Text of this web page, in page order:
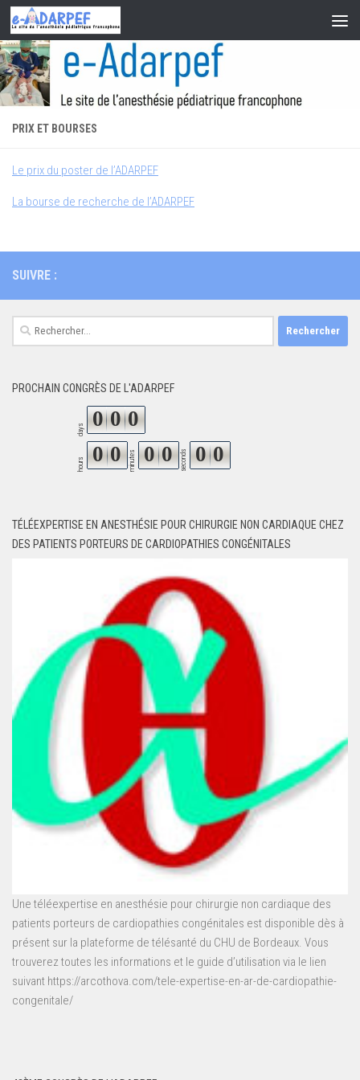
Skip to content
PRIX ET BOURSES
Le prix du poster de l’ADARPEF
La bourse de recherche de l’ADARPEF
SUIVRE :
Rechercher :
PROCHAIN CONGRÈS DE L'ADARPEF
days 0 0 0
hours 0 0 minutes 0 0 seconds 0 0
TÉLÉEXPERTISE EN ANESTHÉSIE POUR CHIRURGIE NON CARDIAQUE CHEZ
DES PATIENTS PORTEURS DE CARDIOPATHIES CONGÉNITALES
Une téléexpertise en anesthésie pour chirurgie non cardiaque des
patients porteurs de cardiopathies congénitales est disponible dès à
présent sur la plateforme de télésanté du CHU de Bordeaux. Vous
trouverez toutes les informations et le guide d’utilisation via le lien
suivant https://arcothova.com/tele-expertise-en-ar-de-cardiopathie-
congenitale/